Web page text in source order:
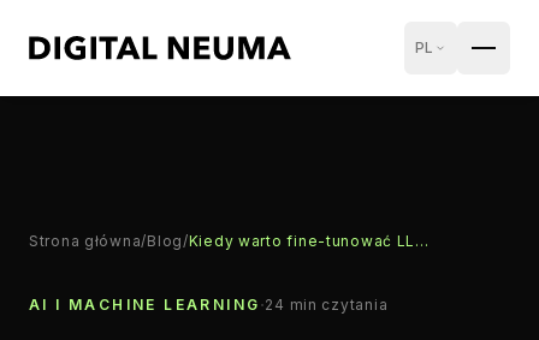
PL
Strona główna/Blog/ Kiedy warto fine-tunować LLM?
AI I MACHINE LEARNING ·24 min czytania